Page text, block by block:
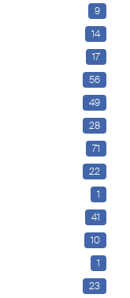
9
14
17
56
49
28
71
22
1
41
10
1
23